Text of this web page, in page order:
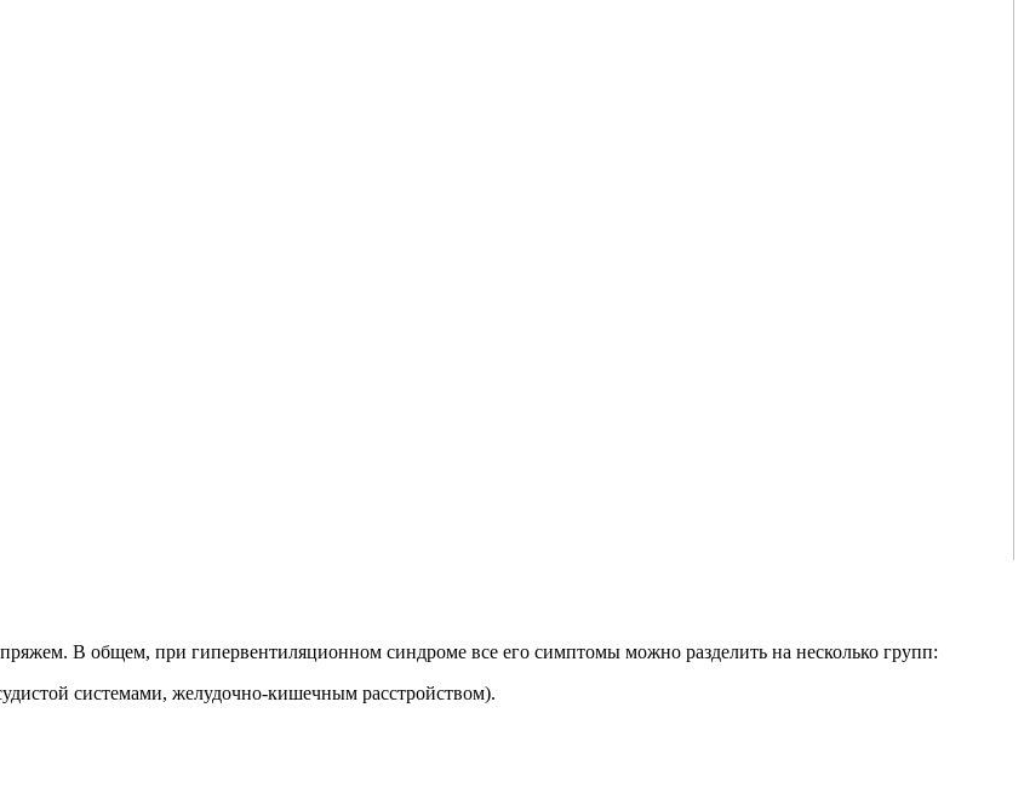
В общем, при гипервентиляционном синдроме все его симптомы можно разделить на несколько групп:
системами, желудочно-кишечным расстройством).